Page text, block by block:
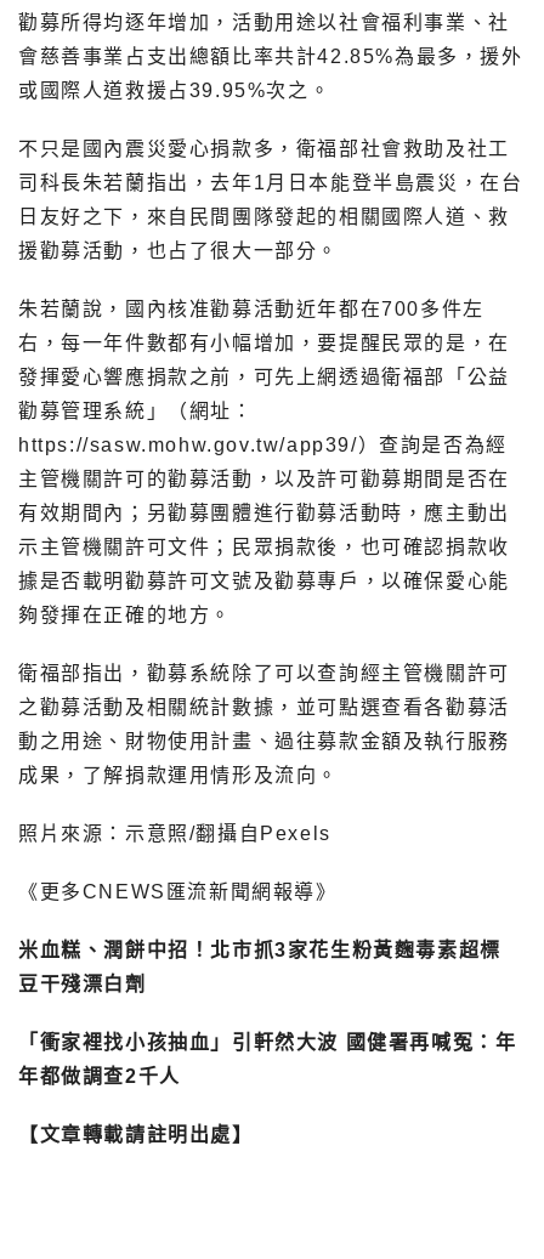
勸募所得均逐年增加，活動用途以社會福利事業、社
會慈善事業占支出總額比率共計42.85%為最多，援外
或國際人道救援占39.95%次之。
不只是國內震災愛心捐款多，衛福部社會救助及社工
司科長朱若蘭指出，去年1月日本能登半島震災，在台
日友好之下，來自民間團隊發起的相關國際人道、救
援勸募活動，也占了很大一部分。
朱若蘭說，國內核准勸募活動近年都在700多件左
右，每一年件數都有小幅增加，要提醒民眾的是，在
發揮愛心響應捐款之前，可先上網透過衛福部「公益
勸募管理系統」（網址：
https://sasw.mohw.gov.tw/app39/）查詢是否為經
主管機關許可的勸募活動，以及許可勸募期間是否在
有效期間內；另勸募團體進行勸募活動時，應主動出
示主管機關許可文件；民眾捐款後，也可確認捐款收
據是否載明勸募許可文號及勸募專戶，以確保愛心能
夠發揮在正確的地方。
衛福部指出，勸募系統除了可以查詢經主管機關許可
之勸募活動及相關統計數據，並可點選查看各勸募活
動之用途、財物使用計畫、過往募款金額及執行服務
成果，了解捐款運用情形及流向。
照片來源：示意照/翻攝自Pexels
《更多CNEWS匯流新聞網報導》
米血糕、潤餅中招！北市抓3家花生粉黃麴毒素超標
豆干殘漂白劑
「衝家裡找小孩抽血」引軒然大波 國健署再喊冤：年
年都做調查2千人
【文章轉載請註明出處】